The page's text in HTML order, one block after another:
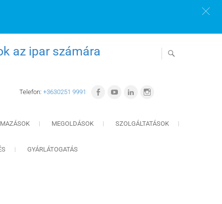
az ipar számára
Telefon: +3630251 9991
MEGOLDÁSOK SZOLGÁLTATÁSOK
GYÁRLÁTOGATÁS